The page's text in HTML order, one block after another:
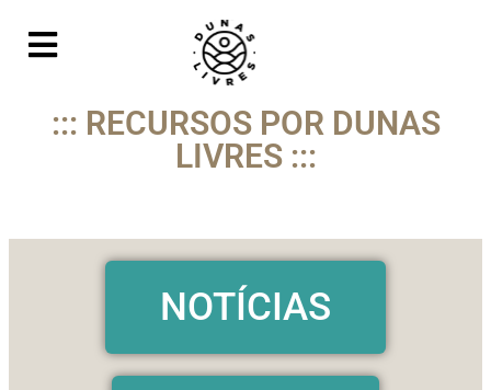
::: RECURSOS POR DUNAS
LIVRES :::
NOTÍCIAS